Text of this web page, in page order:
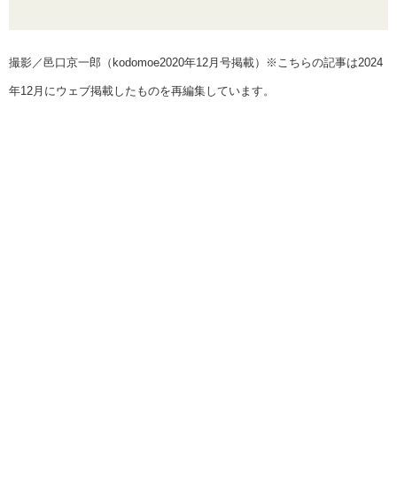
撮影／邑口京一郎（kodomoe2020年12月号掲載）※こちらの記事は2024
年12月にウェブ掲載したものを再編集しています。